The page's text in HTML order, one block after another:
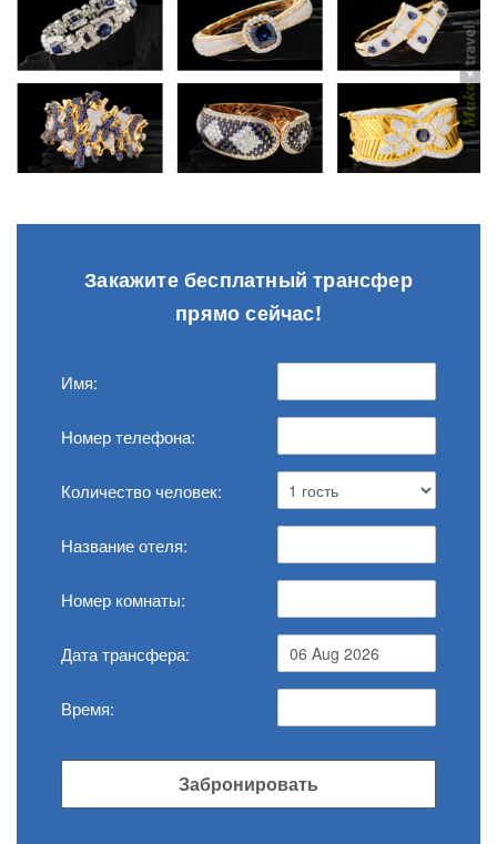
Закажите бесплатный трансфер
прямо сейчас!
Имя:
Номер телефона:
Количество человек:
Название отеля:
Номер комнаты:
Дата трансфера:
Время:
Забронировать